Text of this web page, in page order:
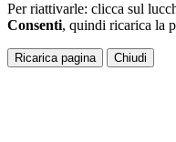
Per riattivarle: clicca sul
Consenti, quindi ricarica la
Ricarica pagina Chiudi